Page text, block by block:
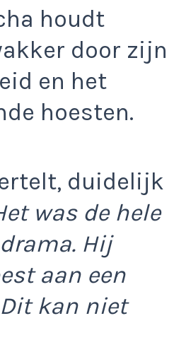
houdt
door zijn
en het
hoesten.
duidelijk
was de hele
Hij
aan een
kan niet